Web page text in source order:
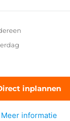
inplannen
Meer informatie